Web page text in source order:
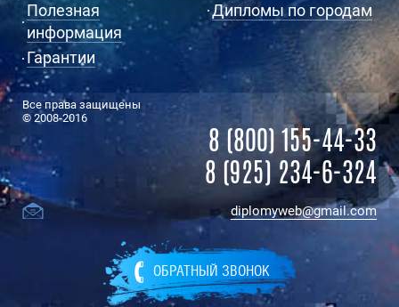
Полезная
информация
Гарантии
Дипломы по городам
Все права защищены
© 2008-2016
8 (800) 155-44-33
8 (925) 234-6-324
diplomyweb@gmail.com
ОБРАТНЫЙ ЗВОНОК